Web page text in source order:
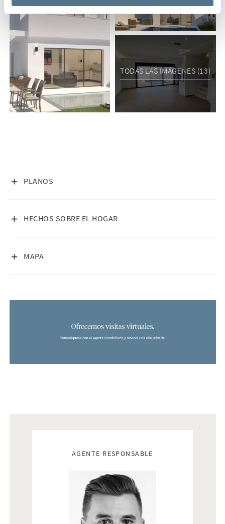
espacio para muebles de terraza o tumbonas.
Las villas se entregan con preinstalación de A/A por
conductos, paquete de electrodomésticos, video portero,
suelo radiante en el baño, piscina privada y posibilidad de
añadir azotea si se desea.
A pocos minutos en coche se puede llegar a varios campos de
golf, a las preciosas playas de Orihuela Costa o al centro
comercial La Zenia Boulevard.
TODAS LAS IMÁGENES (13)
PLANOS
VISA INNEHÅLL
HECHOS SOBRE EL HOGAR
VISA INNEHÅLL
MAPA
VISA INNEHÅLL
AGENTE RESPONSABLE